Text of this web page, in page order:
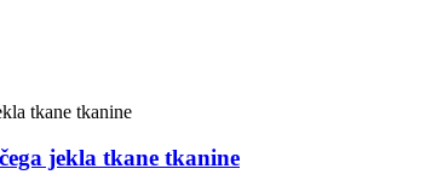
jekla tkane tkanine